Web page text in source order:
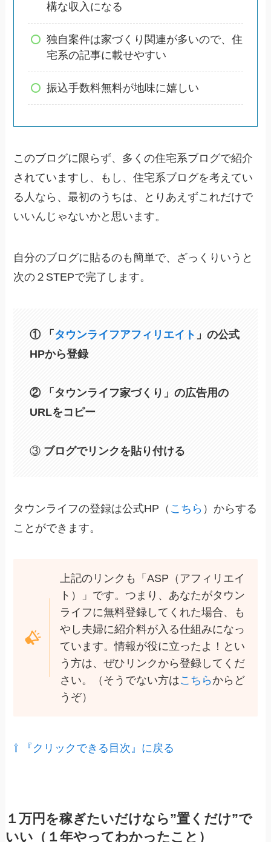
構な収入になる
独自案件は家づくり関連が多いので、住
宅系の記事に載せやすい
振込手数料無料が地味に嬉しい
このブログに限らず、多くの住宅系ブログで紹介
されていますし、もし、住宅系ブログを考えてい
る人なら、最初のうちは、とりあえずこれだけで
いいんじゃないかと思います。
自分のブログに貼るのも簡単で、ざっくりいうと
次の２STEPで完了します。
① 「 タウンライフアフィリエイト 」の公式
HPから登録
② 「タウンライフ家づくり」の広告用の
URLをコピー
③ ブログでリンクを貼り付ける
タウンライフの登録は公式HP（ こちら ）からする
ことができます。
上記のリンクも「ASP（アフィリエイ
ト）」です。つまり、あなたがタウン
ライフに無料登録してくれた場合、も
やし夫婦に紹介料が入る仕組みになっ
ています。情報が役に立ったよ！とい
う方は、ぜひリンクから登録してくだ
さい。（そうでない方はこちら からど
うぞ）
⇧ 『クリックできる目次』に戻る
１万円を稼ぎたいだけなら”置くだけ”で
いい（１年やってわかったこと）